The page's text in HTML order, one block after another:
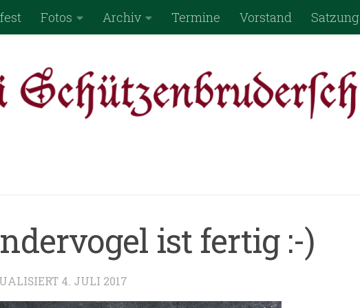
Fotos Archiv Termine Vorstand Satzung
ist fertig :-)
4. JULI 2017